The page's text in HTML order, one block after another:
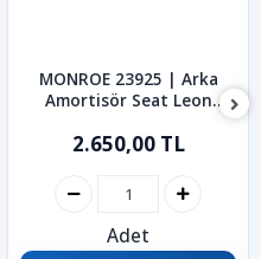
MONROE 23925 | Arka
Amortisör Seat Leon
2.650,00 TL
Adet